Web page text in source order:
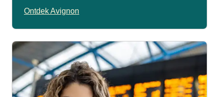
Ontdek Avignon